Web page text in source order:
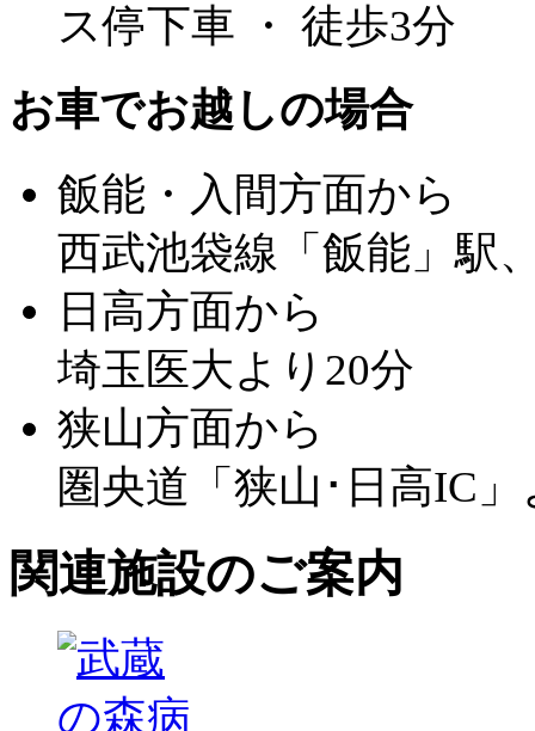
ス停下車 ・ 徒歩3分
お車でお越しの場合
飯能・入間方面から
西武池袋線「飯能」駅
日高方面から
埼玉医大より20分
狭山方面から
圏央道「狭山･日高IC
関連施設のご案内